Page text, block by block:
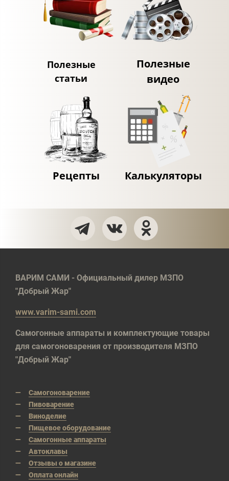
Полезные
статьи
Полезные
видео
Рецепты Калькуляторы
ВАРИМ САМИ - Официальный дилер МЗПО
"Добрый Жар"
www.varim-sami.com
Самогонные аппараты и комплектующие товары
для самогоноварения от производителя МЗПО
"Добрый Жар"
Самогоноварение
Пивоварение
Виноделие
Пищевое оборудование
Самогонные аппараты
Автоклавы
Отзывы о магазине
Оплата онлайн